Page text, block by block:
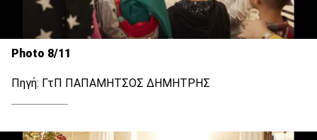
Photo 8/11
Πηγή: ΓτΠ ΠΑΠΑΜΗΤΣΟΣ ΔΗΜΗΤΡΗΣ